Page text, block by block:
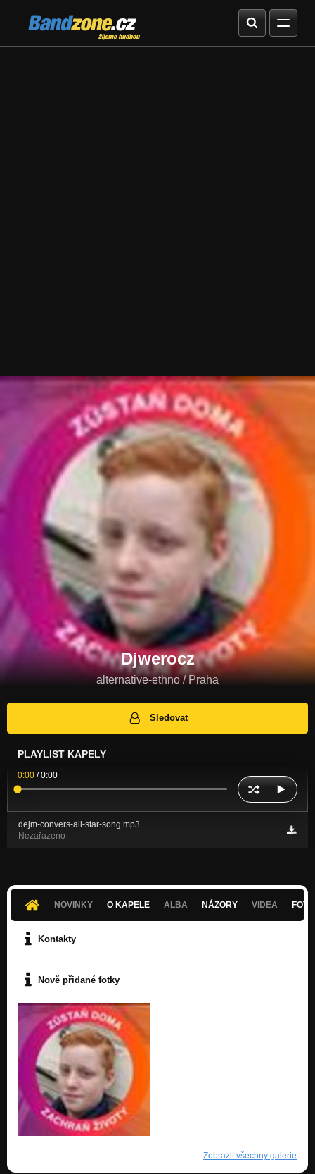
Bandzone.cz
žijeme hudbou
Djwerocz
alternative-ethno / Praha
Sledovat
PLAYLIST KAPELY
0:00 /0:00
dejm-convers-all-star-song.mp3
Nezařazeno
NOVINKY O KAPELE ALBA NÁZORY VIDEA
Kontakty
Nově přidané fotky
Zobrazit všechny galerie